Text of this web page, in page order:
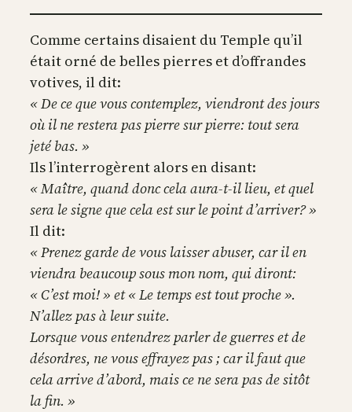
Comme certains disaient du Temple qu’il
était orné de belles pierres et d’offrandes
votives, il dit:
« De ce que vous contemplez, viendront des jours
où il ne restera pas pierre sur pierre: tout sera
jeté bas. »
Ils l’interrogèrent alors en disant:
« Maître, quand donc cela aura-t-il lieu, et quel
sera le signe que cela est sur le point d’arriver? »
Il dit:
« Prenez garde de vous laisser abuser, car il en
viendra beaucoup sous mon nom, qui diront:
« C’est moi! » et « Le temps est tout proche ».
N’allez pas à leur suite.
Lorsque vous entendrez parler de guerres et de
désordres, ne vous effrayez pas ; car il faut que
cela arrive d’abord, mais ce ne sera pas de sitôt
la fin. »